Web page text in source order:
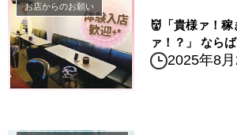
お店からのお願い
👹「貴様ァ！
ァ！？」 なら
2025年8月